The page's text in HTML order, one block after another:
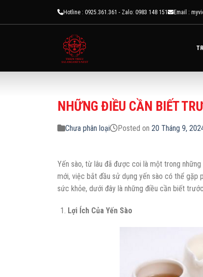
Hotline : 0925.361.361 - Zalo: 0983 148 151 Email :
NHỮNG ĐIỀU CẦN BIẾT
Chưa phân loại Posted on 20 Tháng 9,
Yến sào, từ lâu đã được coi là một trong
mới, việc bắt đầu sử dụng yến sào có thể gặp
sức khỏe, dưới đây là những điều cần biết
Lợi Ích Của Yến Sào